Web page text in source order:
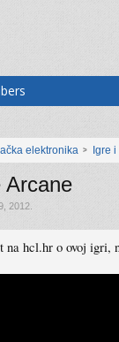
elektronika Igre
Arcane
2012
na hcl.hr o ovoj igri,